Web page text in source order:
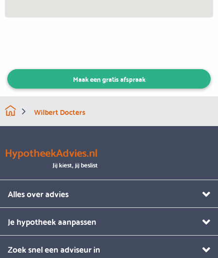
Maak een gratis afspraak
Wilbert Docters
HypotheekAdvies.nl
Jij kiest, jij beslist
Alles over advies
Je hypotheek aanpassen
Zoek snel een adviseur in